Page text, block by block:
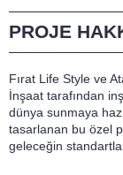
PROJE
Fırat Life Style ve
İnşaat tarafından
dünya sunmaya
tasarlanan bu özel
geleceğin